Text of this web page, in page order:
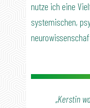
nutze ich eine
systemischen,
„Kerstin